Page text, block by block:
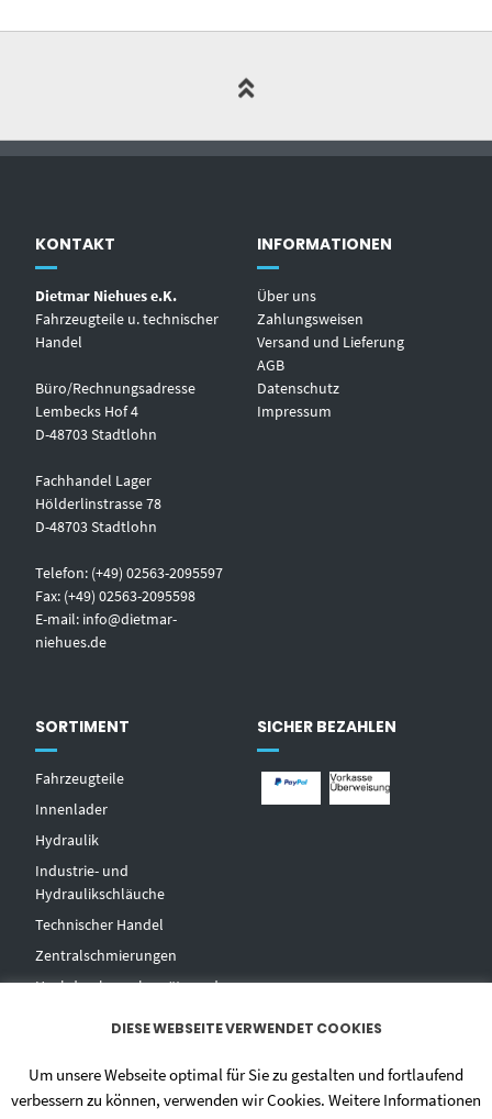
KONTAKT
Dietmar Niehues e.K.
Fahrzeugteile u. technischer
Handel
Büro/Rechnungsadresse
Lembecks Hof 4
D-48703 Stadtlohn
Fachhandel Lager
Hölderlinstrasse 78
D-48703 Stadtlohn
Telefon: (+49) 02563-2095597
Fax: (+49) 02563-2095598
E-mail: info@dietmar-
niehues.de
INFORMATIONEN
Über uns
Zahlungsweisen
Versand und Lieferung
AGB
Datenschutz
Impressum
SORTIMENT
Fahrzeugteile
Innenlader
Hydraulik
Industrie- und
Hydraulikschläuche
Technischer Handel
Zentralschmierungen
Hochdruckwaschgeräte und
SICHER BEZAHLEN
DIESE WEBSEITE VERWENDET COOKIES
Um unsere Webseite optimal für Sie zu gestalten und fortlaufend
verbessern zu können, verwenden wir Cookies. Weitere Informationen